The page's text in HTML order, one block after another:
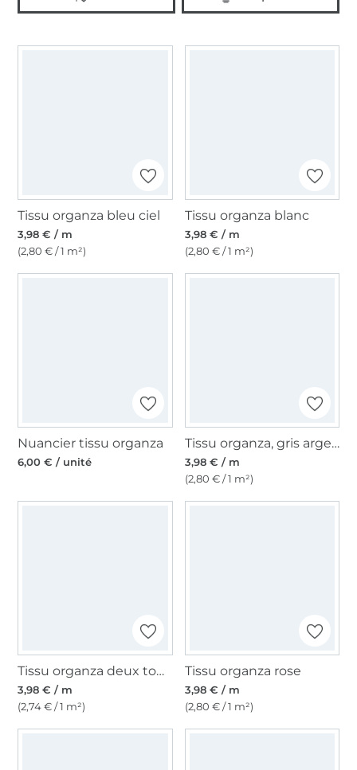
Tissu organza bleu ciel
3,98 € / m
(2,80 € / 1 m²)
Tissu organza blanc
3,98 € / m
(2,80 € / 1 m²)
Nuancier tissu organza
6,00 € / unité
Tissu organza, gris argent
3,98 € / m
(2,80 € / 1 m²)
Tissu organza deux tons, jaune- bleu royal
3,98 € / m
(2,74 € / 1 m²)
Tissu organza rose
3,98 € / m
(2,80 € / 1 m²)